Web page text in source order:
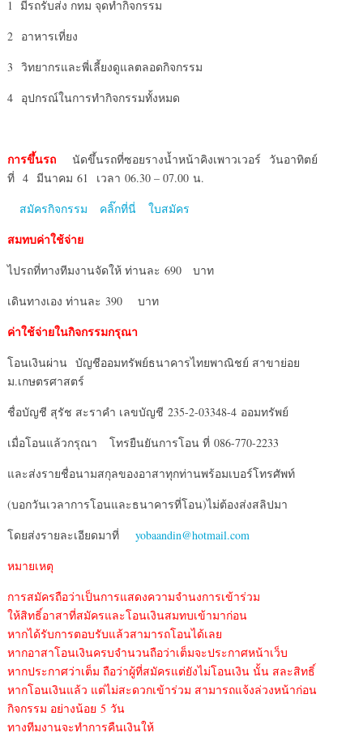
1 มีรถรับส่ง กทม จุดทำกิจกรรม
2 อาหารเที่ยง
3 วิทยากรและพี่เลี้ยงดูแลตลอดกิจกรรม
4 อุปกรณ์ในการทำกิจกรรมทั้งหมด
การขึ้นรถนัดขึ้นรถที่ซอยรางน้ำหน้าคิงเพาวเวอร์ วันอาทิตย์
ที่ 4 มีนาคม 61
เวลา 06.30 – 07.00 น.
สมัครกิจกรรม คลิ๊กที่นี่ ใบสมัคร
สมทบค่าใช้จ่าย
ไปรถที่ทางทีมงานจัดให้ ท่านละ 690 บาท
เดินทางเอง ท่านละ 390 บาท
ค่าใช้จ่ายในกิจกรรมกรุณา
โอนเงินผ่าน บัญชีออมทรัพย์ธนาคารไทยพาณิชย์ สาขาย่อย
ม.เกษตรศาสตร์
ชื่อบัญชี สุรัช สะราคำ เลขบัญชี 235-2-03348-4 ออมทรัพย์
เมื่อโอนแล้วกรุณา โทรยืนยันการโอน ที่ 086-770-2233
และส่งรายชื่อนามสกุลของอาสาทุกท่านพร้อมเบอร์โทรศัพท์
(บอกวันเวลาการโอนและธนาคารที่โอน)ไม่ต้องส่งสลิปมา
โดยส่งรายละเอียดมาที่ yobaandin@hotmail.com
หมายเหตุ
การสมัครถือว่าเป็นการแสดงความจำนงการเข้าร่วม
ให้สิทธิ์อาสาที่สมัครและโอนเงินสมทบเข้ามาก่อน
หากได้รับการตอบรับแล้วสามารถโอนได้เลย
หากอาสาโอนเงินครบจำนวนถือว่าเต็มจะประกาศหน้าเว็บ
หากประกาศว่าเต็ม ถือว่าผู้ที่สมัครแต่ยังไม่โอนเงิน นั้น สละสิทธิ์
หากโอนเงินแล้ว แต่ไม่สะดวกเข้าร่วม สามารถแจ้งล่วงหน้าก่อน
กิจกรรม อย่างน้อย 5 วัน
ทางทีมงานจะทำการคืนเงินให้